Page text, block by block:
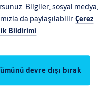
Bilgiler; sosyal
da paylaşılabilir.Çerez
Bildirimi
devre dışı bırak